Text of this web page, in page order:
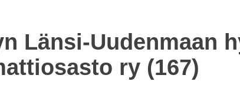
Länsi-Uudenmaan
ry (167)